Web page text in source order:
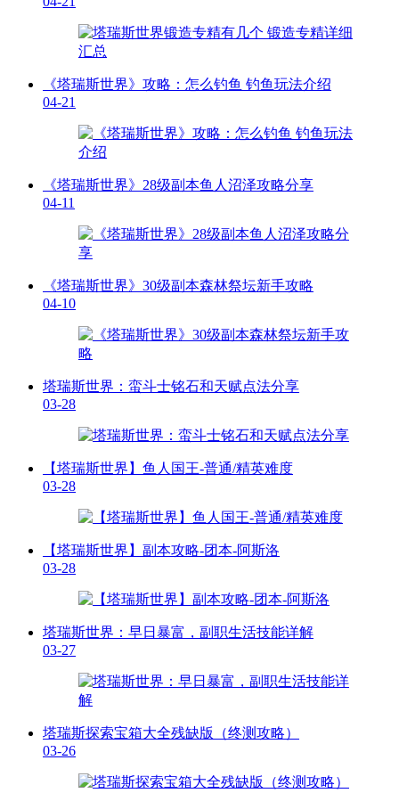
《塔瑞斯世界》攻略：怎么钓鱼 钓鱼玩法介绍
04-21
《塔瑞斯世界》28级副本鱼人沼泽攻略分享
04-11
《塔瑞斯世界》30级副本森林祭坛新手攻略
04-10
塔瑞斯世界：蛮斗士铭石和天赋点法分享
03-28
【塔瑞斯世界】鱼人国王-普通/精英难度
03-28
【塔瑞斯世界】副本攻略-团本-阿斯洛
03-28
塔瑞斯世界：早日暴富，副职生活技能详解
03-27
塔瑞斯探索宝箱大全残缺版（终测攻略）
03-26